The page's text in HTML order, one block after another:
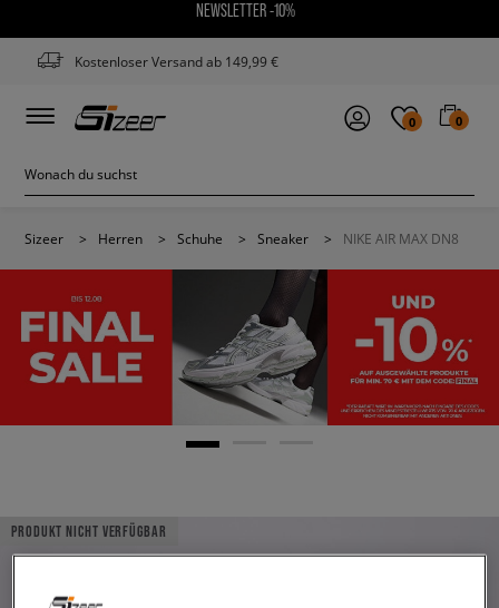
NEWSLETTER -10%
Kostenloser Versand ab 149,99 €
0 0
Sizeer > Herren > Schuhe > Sneaker > NIKE AIR MAX DN8
PRODUKT NICHT VERFÜGBAR